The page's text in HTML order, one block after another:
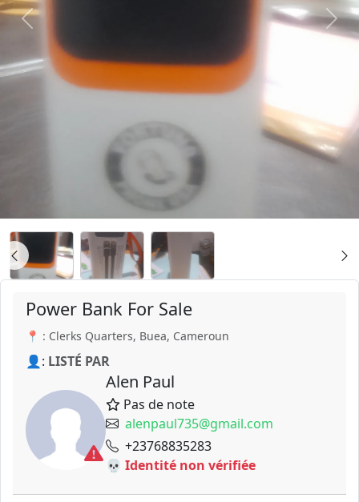
Power Bank For Sale
📍 : Clerks Quarters, Buea, Cameroun
👤: LISTÉ PAR
Alen Paul
Pas de note
alenpaul735@gmail.com
+23768835283
💀 Identité non vérifiée